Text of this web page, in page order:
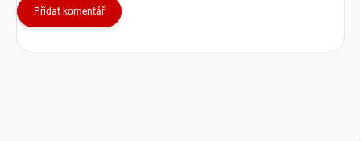
Přidat komentář